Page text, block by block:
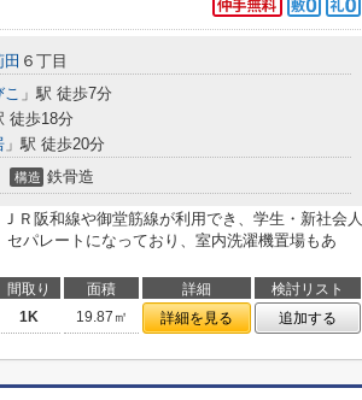
田 ６丁目
こ 」駅 徒歩7分
徒歩18分
」駅 徒歩20分
構造 鉄骨造
Ｒ阪和線や御堂筋線が利用でき、学生・新社会人
パレートになっており、室内洗濯機置場もあ
間取り 面積 詳細
検討リスト
1K 19.87㎡ 詳細を見る 追加する